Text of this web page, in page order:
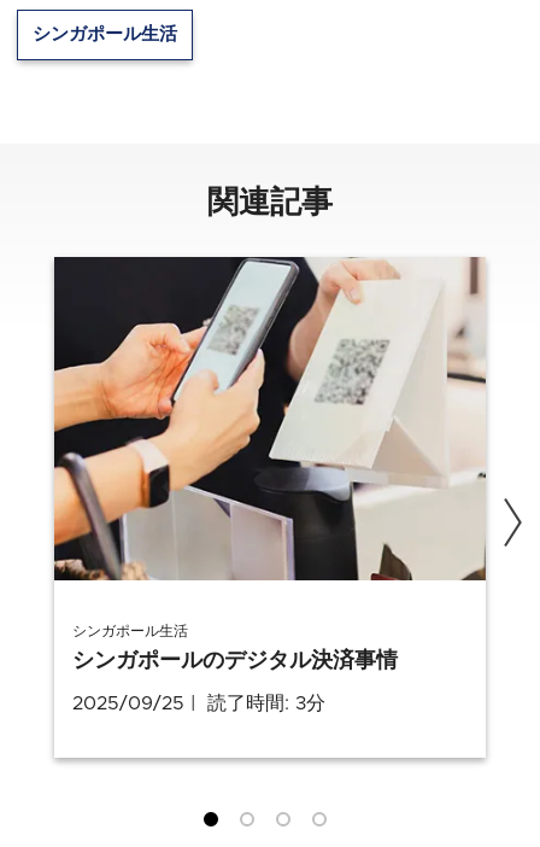
シンガポール生活
関連記事
シンガポール生活
シンガポールのデジタル決済事情
2025/09/25 読了時間: 3分